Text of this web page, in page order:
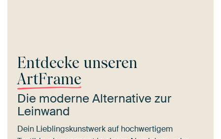
Entdecke unseren
ArtFrame
Die moderne Alternative zur
Leinwand
Dein Lieblingskunstwerk auf hochwertigem